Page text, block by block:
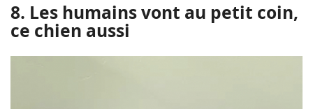
8. Les humains vont au petit coin,
ce chien aussi